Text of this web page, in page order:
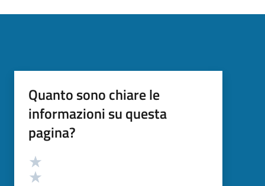
Quanto sono chiare le
informazioni su questa
pagina?
Valutazione